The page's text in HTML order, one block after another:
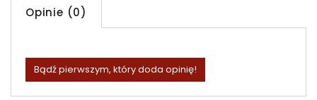
Opinie (0)
Bądź pierwszym, który doda opinię!